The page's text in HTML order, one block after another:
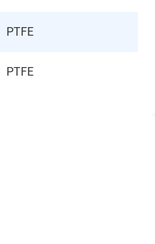
PTFE
PTFE